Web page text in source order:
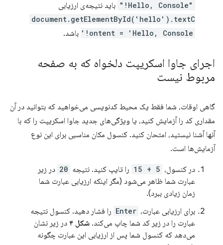
"Hello, Console!" باید نتیجه‌ی ارزیابی
document.getElementById('hello').textC
ontent = 'Hello, Console!'
باشد.
اجرای جاوا اسکریپت دلخواه که به صفحه
مربوط نیست
گاهی اوقات، شما فقط یک محیط کدنویسی می‌خواهید که بتوانید در آن
مقداری کد را آزمایش کنید، یا ویژگی‌های جدید جاوا اسکریپت را که با
آنها آشنا نیستید، امتحان کنید. کنسول مکان مناسبی برای این نوع
آزمایش‌ها است.
در کنسول، 5 + 15 را تایپ کنید. نتیجه 20 در زیر
عبارت شما ظاهر می‌شود (مگر اینکه ارزیابی عبارت شما
زمان زیادی ببرد).
برای ارزیابی عبارت، Enter را فشار دهید. کنسول نتیجه
عبارت را در زیر کد شما چاپ می‌کند. شکل ۴
در زیر نشان
می‌دهد که کنسول شما پس از ارزیابی این عبارت چگونه